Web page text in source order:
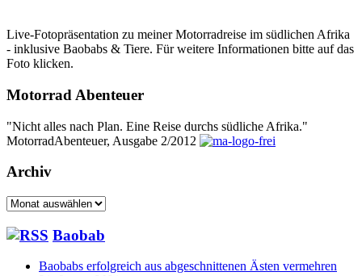
Live-Fotopräsentation zu meiner Motorradreise im südlichen Afrika
- inklusive Baobabs & Tiere. Für weitere Informationen bitte auf das
Foto klicken.
Motorrad Abenteuer
"Nicht alles nach Plan. Eine Reise durchs südliche Afrika."
MotorradAbenteuer, Ausgabe 2/2012
Archiv
Archiv
Baobab
Baobabs erfolgreich aus abgeschnittenen Ästen vermehren